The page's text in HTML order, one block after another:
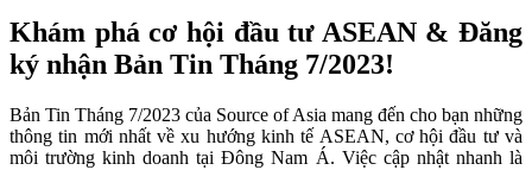
Khám phá cơ hội đầu tư ASEAN & Đăng
ký nhận Bản Tin Tháng 7/2023!
Bản Tin Tháng 7/2023 của Source of Asia mang đến cho bạn những
thông tin mới nhất về xu hướng kinh tế ASEAN, cơ hội đầu tư và
môi trường kinh doanh tại Đông Nam Á. Việc cập nhật nhanh là